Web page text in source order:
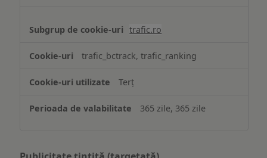
trafic.ro
trafic_bctrack, trafic_ranking
Terț
365 zile, 365 zile